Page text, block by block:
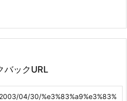
バックURL